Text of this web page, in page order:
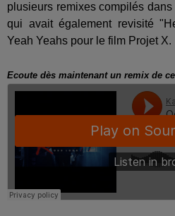
plusieurs remixes compilés
qui avait également revisité
Yeah Yeahs pour le film Projet X.
Ecoute dès maintenant un remix de